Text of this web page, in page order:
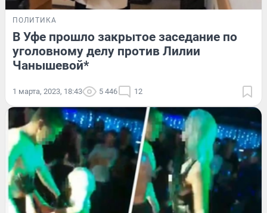
ПОЛИТИКА
В Уфе прошло закрытое заседание по
уголовному делу против Лилии
Чанышевой*
1 марта, 2023, 18:43 5 446 12